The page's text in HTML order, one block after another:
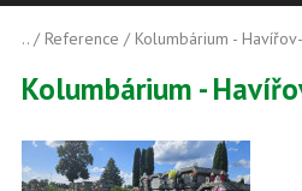
.. / Reference / Kolumbárium -
Kolumbárium -